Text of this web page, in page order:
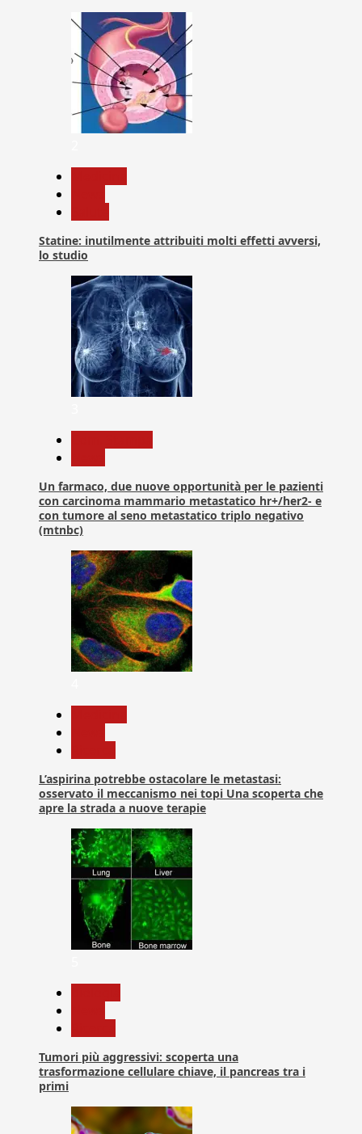
Statine: inutilmente attribuiti molti effetti avversi,
lo studio
Un farmaco, due nuove opportunità per le pazienti
con carcinoma mammario metastatico hr+/her2- e
con tumore al seno metastatico triplo negativo
(mtnbc)
L’aspirina potrebbe ostacolare le metastasi:
osservato il meccanismo nei topi Una scoperta che
apre la strada a nuove terapie
Tumori più aggressivi: scoperta una
trasformazione cellulare chiave, il pancreas tra i
primi